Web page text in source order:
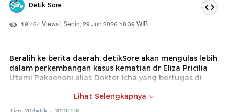
Detik Sore
19,464 Views | Senin, 29 Jun 2026 18:39 WIB
Beralih ke berita daerah, detikSore akan mengulas lebih
dalam perkembangan kasus kematian dr Eliza Pricilia
Utami Pakaenoni alias Dokter Icha yang bertugas di
detikcom, Dokter Icha ditemukan meninggal dunia
gantung diri di kediamannya. Dirinya diduga mengalami
Lihat Selengkapnya